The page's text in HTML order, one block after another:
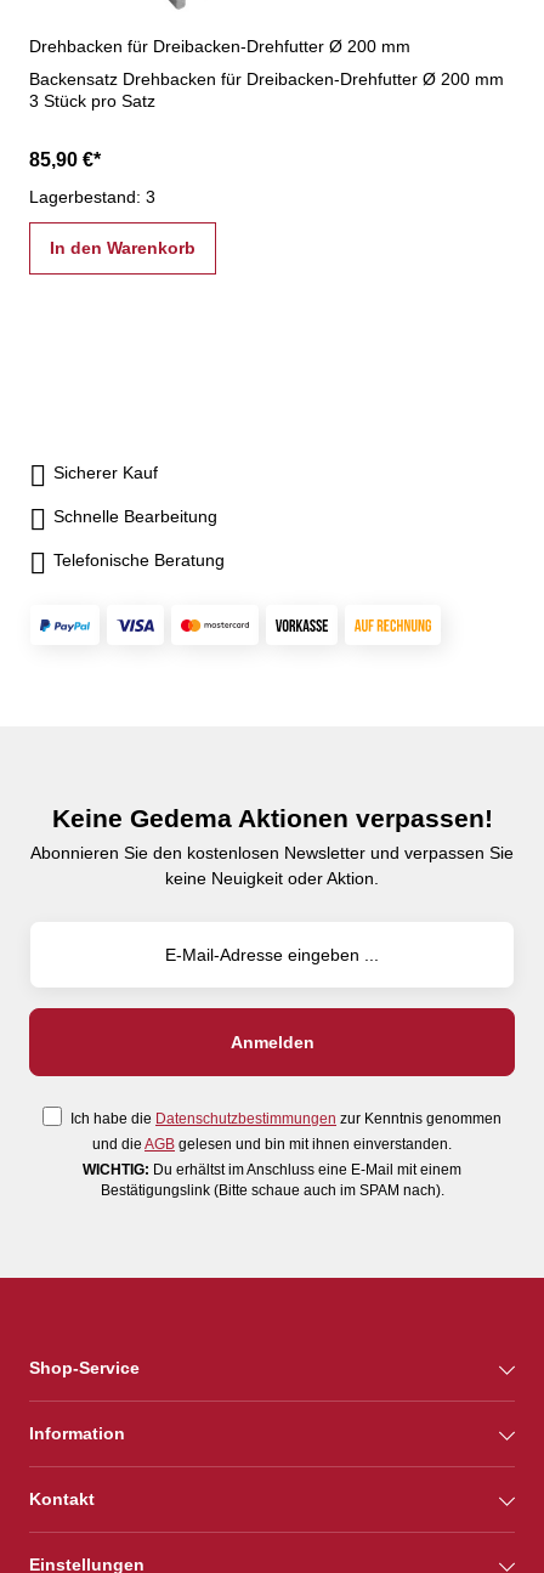
Drehbacken für Dreibacken-Drehfutter Ø 200 mm
Backensatz Drehbacken für Dreibacken-Drehfutter Ø 200 mm
3 Stück pro Satz
85,90 €*
Lagerbestand: 3
In den Warenkorb
Sicherer Kauf
Schnelle Bearbeitung
Telefonische Beratung
Keine Gedema Aktionen verpassen!
Abonnieren Sie den kostenlosen Newsletter und verpassen Sie
keine Neuigkeit oder Aktion.
Ich habe die Datenschutzbestimmungen zur Kenntnis genommen
und die AGB gelesen und bin mit ihnen einverstanden.
WICHTIG: Du erhältst im Anschluss eine E-Mail mit einem
Bestätigungslink (Bitte schaue auch im SPAM nach).
Shop-Service
Information
Kontakt
Einstellungen